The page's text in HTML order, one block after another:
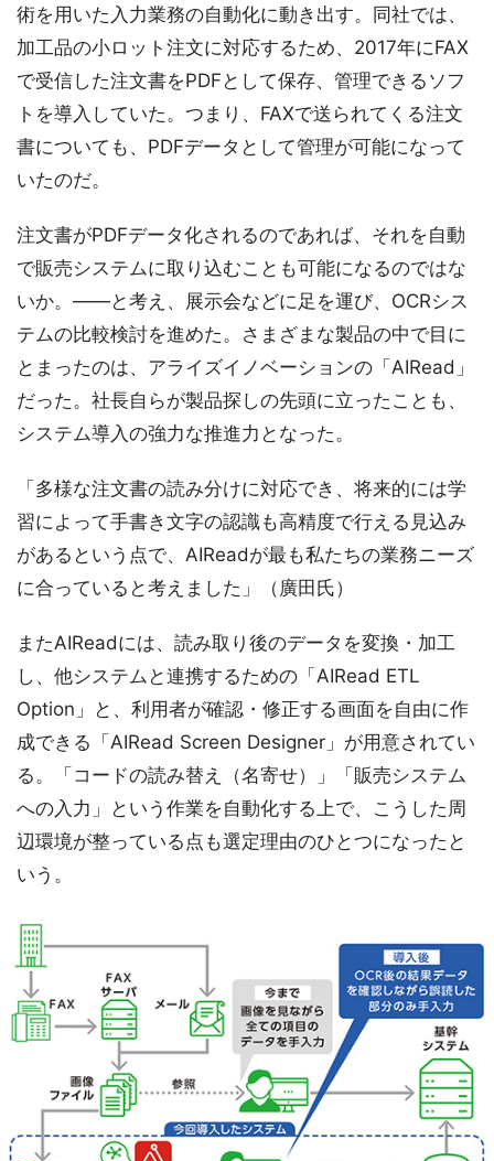
術を用いた入力業務の自動化に動き出す。同社では、
加工品の小ロット注文に対応するため、2017年にFAX
で受信した注文書をPDFとして保存、管理できるソフ
トを導入していた。つまり、FAXで送られてくる注文
書についても、PDFデータとして管理が可能になって
いたのだ。
注文書がPDFデータ化されるのであれば、それを自動
で販売システムに取り込むことも可能になるのではな
いか。――と考え、展示会などに足を運び、OCRシス
テムの比較検討を進めた。さまざまな製品の中で目に
とまったのは、アライズイノベーションの「AIRead」
だった。社長自らが製品探しの先頭に立ったことも、
システム導入の強力な推進力となった。
「多様な注文書の読み分けに対応でき、将来的には学
習によって手書き文字の認識も高精度で行える見込み
があるという点で、AIReadが最も私たちの業務ニーズ
に合っていると考えました」（廣田氏）
またAIReadには、読み取り後のデータを変換・加工
し、他システムと連携するための「AIRead ETL
Option」と、利用者が確認・修正する画面を自由に作
成できる「AIRead Screen Designer」が用意されてい
る。「コードの読み替え（名寄せ）」「販売システム
への入力」という作業を自動化する上で、こうした周
辺環境が整っている点も選定理由のひとつになったと
いう。